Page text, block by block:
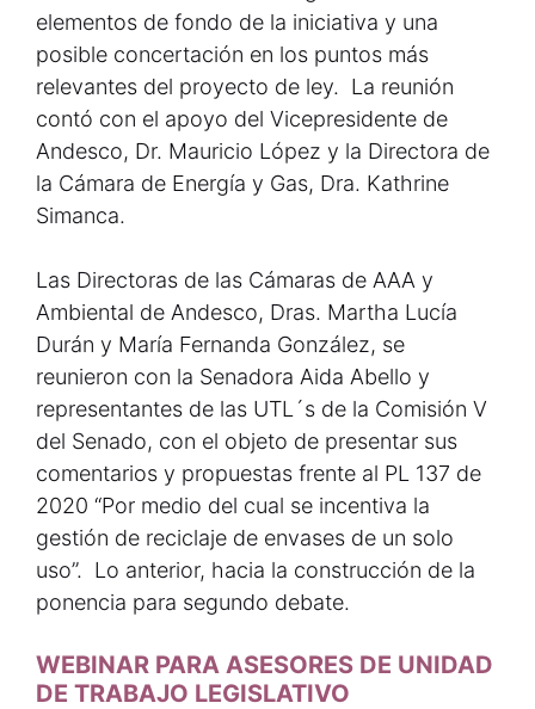
elementos de fondo de la iniciativa y una
posible concertación en los puntos más
relevantes del proyecto de ley. La reunión
contó con el apoyo del Vicepresidente de
Andesco, Dr. Mauricio López y la Directora de
la Cámara de Energía y Gas, Dra. Kathrine
Simanca.
Las Directoras de las Cámaras de AAA y
Ambiental de Andesco, Dras. Martha Lucía
Durán y María Fernanda González, se
reunieron con la Senadora Aida Abello y
representantes de las UTL´s de la Comisión V
del Senado, con el objeto de presentar sus
comentarios y propuestas frente al PL 137 de
2020 “Por medio del cual se incentiva la
gestión de reciclaje de envases de un solo
uso”. Lo anterior, hacia la construcción de la
ponencia para segundo debate.
WEBINAR PARA ASESORES DE UNIDAD
DE TRABAJO LEGISLATIVO